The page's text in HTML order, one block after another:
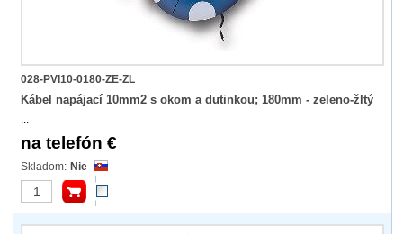
028-PVI10-0180-ZE-ZL
Kábel napájací 10mm2 s okom a dutinkou; 180mm - zeleno-žltý
...
na telefón €
Nie